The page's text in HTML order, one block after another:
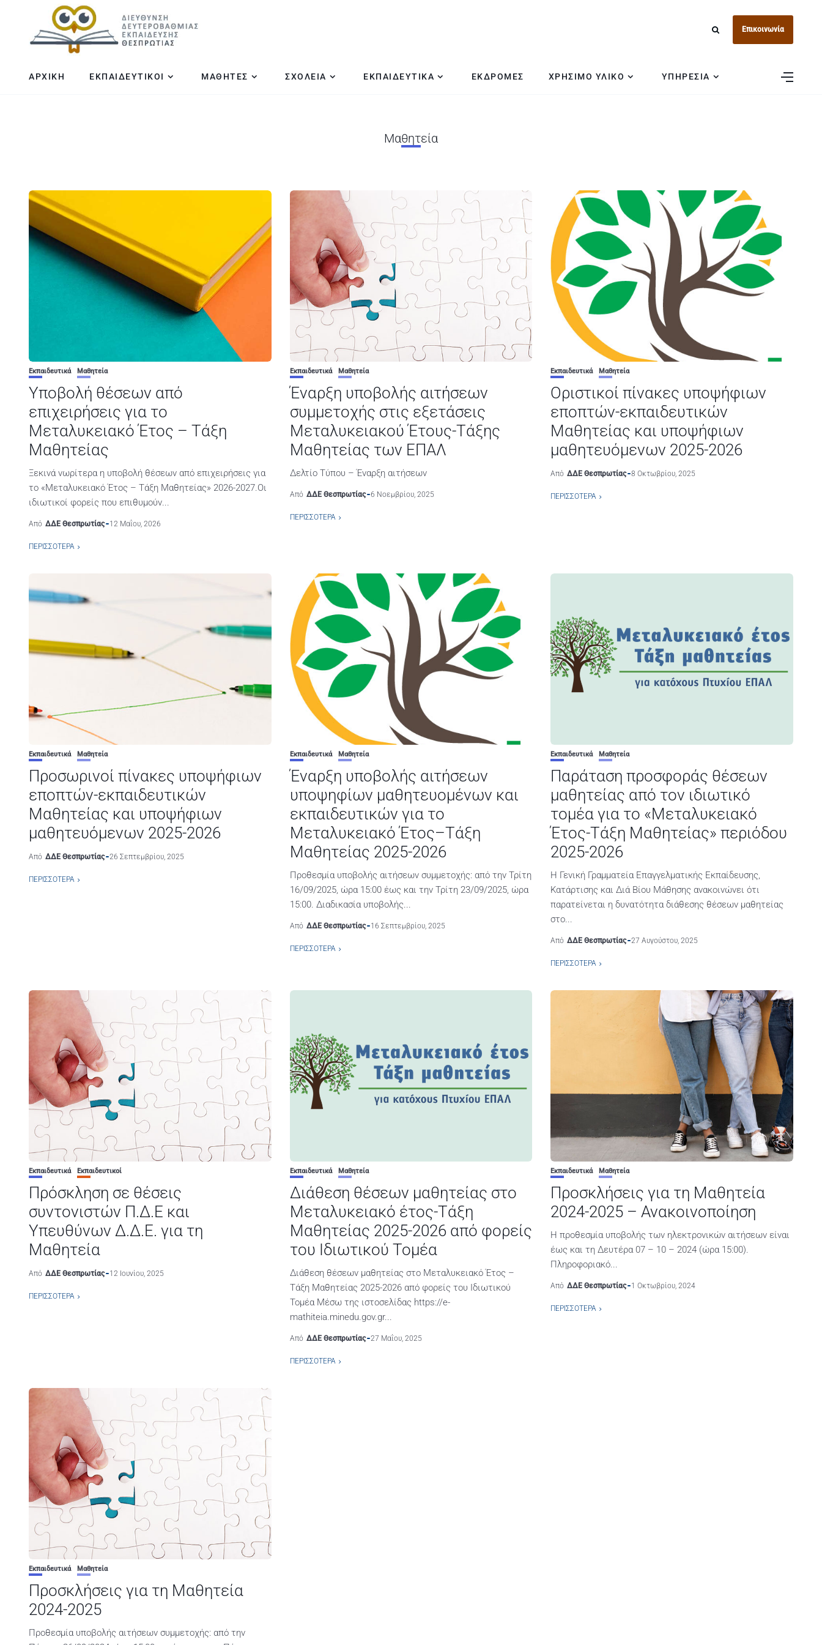
Επικοινωνία
ΑΡΧΙΚΗ ΕΚΠΑΙΔΕΥΤΙΚΟΙ ΜΑΘΗΤΕΣ ΣΧΟΛΕΙΑ ΕΚΠΑΙΔΕΥΤΙΚΑ ΕΚΔΡΟΜΕΣ ΧΡΗΣΙΜΟ ΥΛΙΚΟ ΥΠΗΡΕΣΙΑ
Μαθητεία
Εκπαιδευτικά Μαθητεία
Υποβολή θέσεων από
επιχειρήσεις για το
Μεταλυκειακό Έτος – Τάξη
Μαθητείας
Ξεκινά νωρίτερα η υποβολή θέσεων από επιχειρήσεις για
το «Μεταλυκειακό Έτος – Τάξη Μαθητείας» 2026-2027.Οι
ιδιωτικοί φορείς που επιθυμούν...
Από ΔΔΕ Θεσπρωτίας 12 Μαΐου, 2026
ΠΕΡΙΣΣΌΤΕΡΑ
Εκπαιδευτικά Μαθητεία
Έναρξη υποβολής αιτήσεων
συμμετοχής στις εξετάσεις
Μεταλυκειακού Έτους-Τάξης
Μαθητείας των ΕΠΑΛ
Δελτίο Τύπου – Έναρξη αιτήσεων
Από ΔΔΕ Θεσπρωτίας 6 Νοεμβρίου, 2025
ΠΕΡΙΣΣΌΤΕΡΑ
Εκπαιδευτικά Μαθητεία
Οριστικοί πίνακες υποψήφιων
εποπτών-εκπαιδευτικών
Μαθητείας και υποψήφιων
μαθητευόμενων 2025-2026
Από ΔΔΕ Θεσπρωτίας 8 Οκτωβρίου, 2025
ΠΕΡΙΣΣΌΤΕΡΑ
Εκπαιδευτικά Μαθητεία
Προσωρινοί πίνακες υποψήφιων
εποπτών-εκπαιδευτικών
Μαθητείας και υποψήφιων
μαθητευόμενων 2025-2026
Από ΔΔΕ Θεσπρωτίας 26 Σεπτεμβρίου, 2025
ΠΕΡΙΣΣΌΤΕΡΑ
Εκπαιδευτικά Μαθητεία
Έναρξη υποβολής αιτήσεων
υποψηφίων μαθητευομένων και
εκπαιδευτικών για το
Μεταλυκειακό Έτος–Τάξη
Μαθητείας 2025-2026
Προθεσμία υποβολής αιτήσεων συμμετοχής: από την Τρίτη
16/09/2025, ώρα 15:00 έως και την Τρίτη 23/09/2025, ώρα
15:00. Διαδικασία υποβολής...
Από ΔΔΕ Θεσπρωτίας 16 Σεπτεμβρίου, 2025
ΠΕΡΙΣΣΌΤΕΡΑ
Εκπαιδευτικά Μαθητεία
Παράταση προσφοράς θέσεων
μαθητείας από τον ιδιωτικό
τομέα για το «Μεταλυκειακό
Έτος-Τάξη Μαθητείας» περιόδου
2025-2026
Η Γενική Γραμματεία Επαγγελματικής Εκπαίδευσης,
Κατάρτισης και Διά Βίου Μάθησης ανακοινώνει ότι
παρατείνεται η δυνατότητα διάθεσης θέσεων μαθητείας
στο...
Από ΔΔΕ Θεσπρωτίας 27 Αυγούστου, 2025
ΠΕΡΙΣΣΌΤΕΡΑ
Εκπαιδευτικά Εκπαιδευτικοί
Πρόσκληση σε θέσεις
συντονιστών Π.Δ.Ε και
Υπευθύνων Δ.Δ.Ε. για τη
Μαθητεία
Από ΔΔΕ Θεσπρωτίας 12 Ιουνίου, 2025
ΠΕΡΙΣΣΌΤΕΡΑ
Εκπαιδευτικά Μαθητεία
Διάθεση θέσεων μαθητείας στο
Μεταλυκειακό έτος-Τάξη
Μαθητείας 2025-2026 από φορείς
του Ιδιωτικού Τομέα
Διάθεση θέσεων μαθητείας στο Μεταλυκειακό Έτος –
Τάξη Μαθητείας 2025-2026 από φορείς του Ιδιωτικού
Τομέα Μέσω της ιστοσελίδας https://e-
mathiteia.minedu.gov.gr...
Από ΔΔΕ Θεσπρωτίας 27 Μαΐου, 2025
ΠΕΡΙΣΣΌΤΕΡΑ
Εκπαιδευτικά Μαθητεία
Προσκλήσεις για τη Μαθητεία
2024-2025 – Ανακοινοποίηση
Η προθεσμία υποβολής των ηλεκτρονικών αιτήσεων είναι
έως και τη Δευτέρα 07 – 10 – 2024 (ώρα 15:00).
Πληροφοριακό...
Από ΔΔΕ Θεσπρωτίας 1 Οκτωβρίου, 2024
ΠΕΡΙΣΣΌΤΕΡΑ
Εκπαιδευτικά Μαθητεία
Προσκλήσεις για τη Μαθητεία
2024-2025
Προθεσμία υποβολής αιτήσεων συμμετοχής: από την